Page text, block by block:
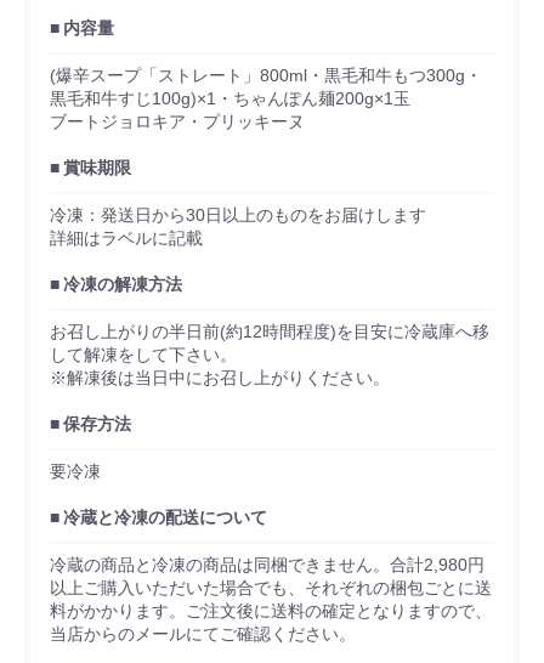
内容量
(爆辛スープ「ストレート」800ml・黒毛和牛もつ300g・
黒毛和牛すじ100g)×1・ちゃんぽん麺200g×1玉
ブートジョロキア・プリッキーヌ
賞味期限
冷凍：発送日から30日以上のものをお届けします
詳細はラベルに記載
冷凍の解凍方法
お召し上がりの半日前(約12時間程度)を目安に冷蔵庫へ移
して解凍をして下さい。
※解凍後は当日中にお召し上がりください。
保存方法
要冷凍
冷蔵と冷凍の配送について
冷蔵の商品と冷凍の商品は同梱できません。合計2,980円
以上ご購入いただいた場合でも、それぞれの梱包ごとに送
料がかかります。ご注文後に送料の確定となりますので、
当店からのメールにてご確認ください。